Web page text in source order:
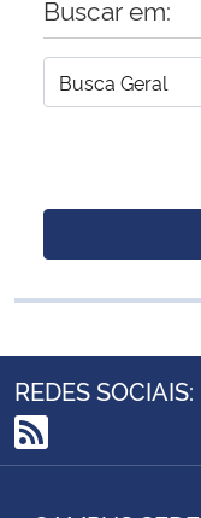
Buscar em:
REDES SOCIAIS:
RSS